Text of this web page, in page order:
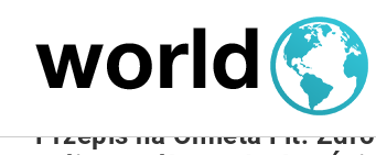
NIERUCHOMOŚCI
Przepis na Omleta Fit: